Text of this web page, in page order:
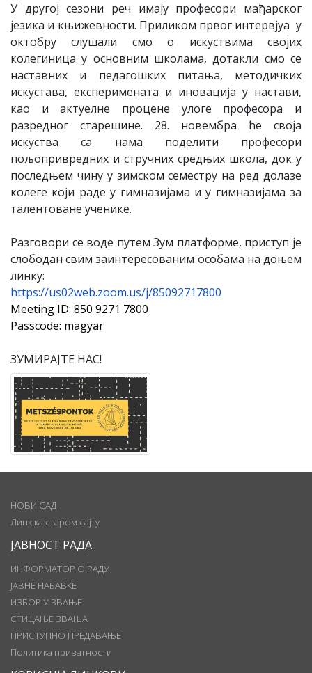
У другој сезони реч имају професори мађарског
језика и књижевности. Приликом првог интервјуа у
октобру слушали смо о искуствима својих
колегиница у основним школама, дотакли смо се
наставних и педагошких питања, методичких
искустава, експеримената и иновација у настави,
као и актуелне процене улоге професора и
разредног старешине. 28. новембра ће своја
искуства са нама поделити професори
пољопривредних и стручних средњих школа, док у
последњем чину у зимском семестру на ред долазе
колеге који раде у гимназијама и у гимназијама за
талентоване ученике.
Разговори се воде путем Зум платформе, приступ је
слободан свим заинтересованим особама на доњем
линку:
https://us02web.zoom.us/j/85092717800
Meeting ID: 850 9271 7800
Passcode: magyar
ЗУМИРАЈТЕ НАС!
НОВИ САД
Линк ка старом сајту
ЈАВНОСТ РАДА
ИНФОРМАТОР О РАДУ
ЈАВНЕ НАБАВКЕ
ИЗБОР У ЗВАЊЕ
СТИЦАЊЕ ЗВАЊА
ПРИСТУПНО ПРЕДАВАЊЕ
Политика приватности